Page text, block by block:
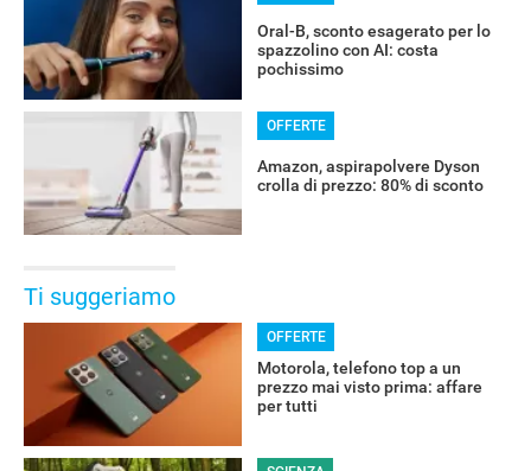
Oral-B, sconto esagerato per lo
spazzolino con AI: costa
pochissimo
OFFERTE
Amazon, aspirapolvere Dyson
crolla di prezzo: 80% di sconto
Ti suggeriamo
OFFERTE
Motorola, telefono top a un
prezzo mai visto prima: affare
per tutti